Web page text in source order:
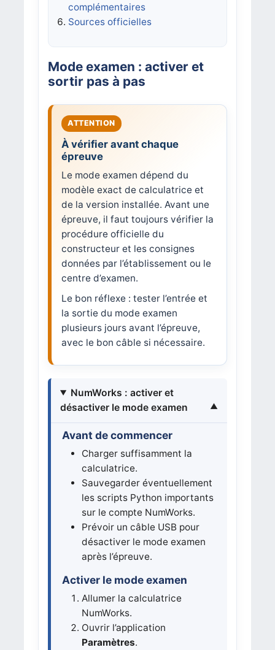
complémentaires
Sources officielles
Mode examen : activer et
sortir pas à pas
À vérifier avant chaque
épreuve
Le mode examen dépend du
modèle exact de calculatrice et
de la version installée. Avant une
épreuve, il faut toujours vérifier la
procédure officielle du
constructeur et les consignes
données par l’établissement ou le
centre d’examen.
Le bon réflexe : tester l’entrée et
la sortie du mode examen
plusieurs jours avant l’épreuve,
avec le bon câble si nécessaire.
NumWorks : activer et
désactiver le mode examen
Avant de commencer
Charger suffisamment la
calculatrice.
Sauvegarder éventuellement
les scripts Python importants
sur le compte NumWorks.
Prévoir un câble USB pour
désactiver le mode examen
après l’épreuve.
Activer le mode examen
Allumer la calculatrice
NumWorks.
Ouvrir l’application
Paramètres.